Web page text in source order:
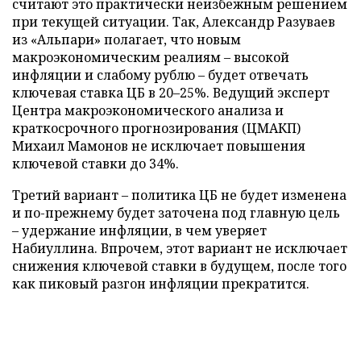
считают это практически неизбежным решением
при текущей ситуации. Так, Александр Разуваев
из «Альпари» полагает, что новым
макроэкономическим реалиям – высокой
инфляции и слабому рублю – будет отвечать
ключевая ставка ЦБ в 20–25%. Ведущий эксперт
Центра макроэкономического анализа и
краткосрочного прогнозирования (ЦМАКП)
Михаил Мамонов не исключает повышения
ключевой ставки до 34%.
Третий вариант – политика ЦБ не будет изменена
и по-прежнему будет заточена под главную цель
– удержание инфляции, в чем уверяет
Набиуллина. Впрочем, этот вариант не исключает
снижения ключевой ставки в будущем, после того
как пиковый разгон инфляции прекратится.